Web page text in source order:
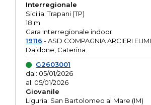
Interregionale
Sicilia: Trapani (TP)
18 m
Gara Interregionale indoor
19116 - ASD COMPAGNIA ARCIERI ELIMI
Daidone, Caterina
G2603001
dal: 05/01/2026
al: 05/01/2026
Giovanile
Liguria: San Bartolomeo al Mare (IM)